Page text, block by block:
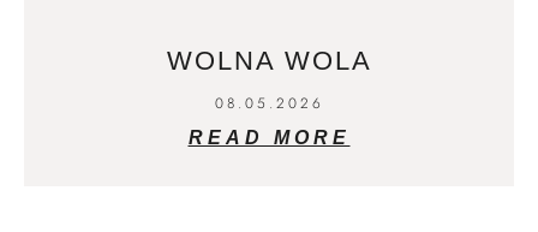
WOLNA WOLA
08.05.2026
READ MORE